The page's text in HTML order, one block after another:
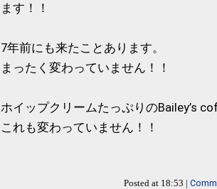
ます！！
7年前にも来たことあります。
まったく変わっていません！！
ホイップクリームたっぷりのBailey’s
これも変わっていません！！
Posted at 18:53 |